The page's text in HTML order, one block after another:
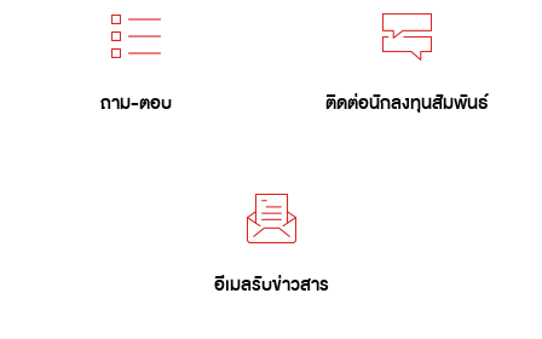
ถาม-ตอบ ติดต่อนักลงทุนสัมพันธ์
อีเมลรับข่าวสาร